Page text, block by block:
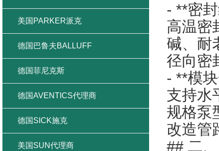
- **密
高温密
碱、耐
径向密
- **模
支持水
规格泵
改造管
## 二
美国PARKER派克
德国巴鲁夫BALLUFF
德国菲尼克斯
德国AVENTICS代理商
德国SICK施克
美国SUN代理商